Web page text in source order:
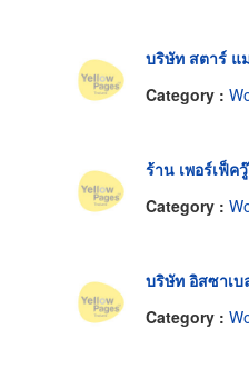
บริษัท สตาร์ แ
Category :
ร้าน เพอร์เฟ็ค
Category :
บริษัท อิสซาเ
Category :